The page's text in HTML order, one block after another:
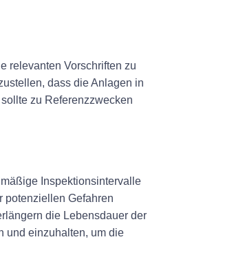
relevanten Vorschriften zu
dass die Anlagen in
zu Referenzzwecken
Inspektionsintervalle
potenziellen Gefahren
die Lebensdauer der
und einzuhalten, um die